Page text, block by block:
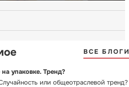
ВСЕ
упаковке. Тренд?
или общеотраслевой тренд?